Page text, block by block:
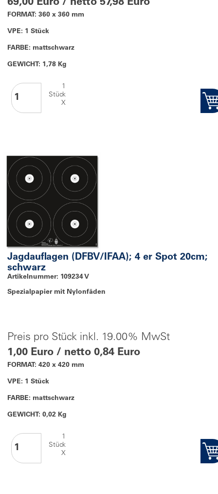
69,00 Euro / netto 57,98 Euro
FORMAT: 360 x 360 mm
VPE: 1 Stück
FARBE: mattschwarz
GEWICHT: 1,78 Kg
1
Stück
X
Jagdauflagen (DFBV/IFAA); 4 er Spot 20cm;
schwarz
Artikelnummer: 109234 V
Spezialpapier mit Nylonfäden
Preis pro Stück inkl. 19.00% MwSt
1,00 Euro / netto 0,84 Euro
FORMAT: 420 x 420 mm
VPE: 1 Stück
FARBE: mattschwarz
GEWICHT: 0,02 Kg
1
Stück
X